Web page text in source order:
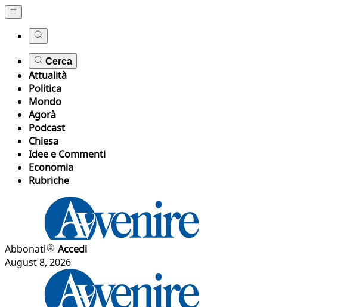
Cerca
Attualità
Politica
Mondo
Agorà
Podcast
Chiesa
Idee e Commenti
Economia
Rubriche
Abbonati
Accedi
August 8, 2026